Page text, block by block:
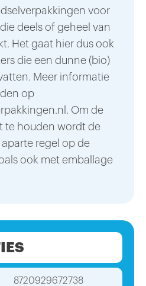
voor
deels of geheel van
Het gaat hier dus ook
die een dunne (bio)
Meer informatie
op
Om de
te houden wordt de
aparte regel op de
ook met emballage
8720929672738